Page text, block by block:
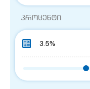
პროცენტი